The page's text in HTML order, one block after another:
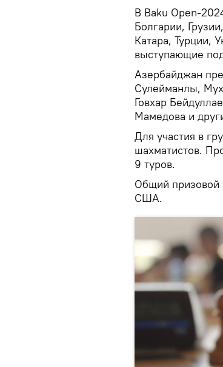
В Baku Open-
Болгарии,
Катара, Турции,
выступающие
Азербайджан
Сулейманлы,
Говхар
Мамедова и
Для участия в
шахматистов.
9 туров.
Общий призовой
США.